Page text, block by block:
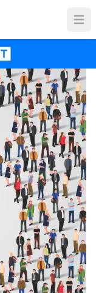
Bine a